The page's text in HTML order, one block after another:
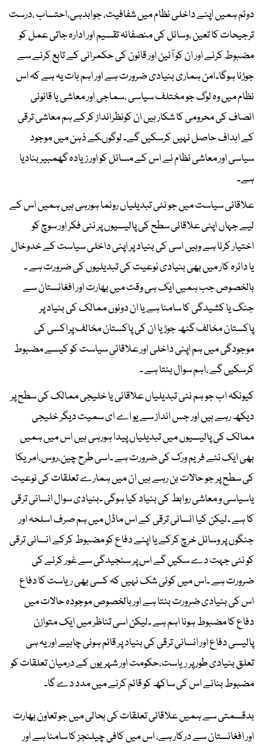
دوئم ہمیں اپنے داخلی نظام میں شفافیت، جوابدہی،احتساب ،درست
ترجیحات کا تعین ،وسائل کی منصفانہ تقسیم اور ادارہ جاتی عمل کو
مضبوط کرنے اور ان کو آئین اور قانون کی حکمرانی کے تابع کرنے سے
جوڑنا ہوگا۔امن ہماری بنیادی ضرورت ہے اور اہم بات یہ ہے کہ اس
نظام میں وہ لوگ جو مختلف سیاسی ،سماجی اور معاشی یا قانونی
انصاف کی محرومی کا شکار ہیں ان کونظرانداز کرکے ہم معاشی ترقی
کے اہداف حاصل نہیں کرسکیں گے۔ لوگوںکے ذہن میں موجود
سیاسی اور معاشی نظام نے اس کے مسائل کو اور زیادہ گھمبیر بنادیا
ہے۔
علاقائی سیاست میں جو نئی تبدیلیاں رونما ہورہی ہیں ہمیں اس کے
لیے جہاں اپنی علاقائی سطح کی پالیسیوں پر نئی فکر اور سوچ کو
اختیار کرنا ہے وہیں اسی کی بنیاد پر اپنی داخلی سیاست کے خدوخال
یا دائرہ کار میں بھی بنیادی نوعیت کی تبدیلیوں کی ضرورت ہے ۔
بالخصوص جب ہمیں ایک ہی وقت میں بھارت اور افغانستان سے
جنگ یا کشیدگی کا سامنا ہے یا ان دونوں ممالک کی بنیاد پر
پاکستان مخالف گٹھ جوڑ یا ان کی پاکستان مخالف پراکسی کی
موجودگی میں ہم اپنی داخلی اور علاقائی سیاست کو کیسے مضبوط
کرسکیں گے ،اہم سوال بنتا ہے ۔
کیونکہ اب جو ہم نئی تبدیلیاں علاقائی یا خلیجی ممالک کی سطح پر
دیکھ رہے ہیں اور جس انداز سے یو اے ای سمیت دیگر خلیجی
ممالک کی پالیسیوں میں تبدیلیاں پیدا ہورہی ہیں اس میں ہمیں
بھی ایک نئے فریم ورک کی ضرورت ہے ۔اسی طرح چین،روس،امریکا
کی سطح پر جو حالات بن رہے ہیں ان میں ہمارے تعلقات کی نوعیت
یاسیاسی و معاشی روابط کی بنیاد کیا ہوگی ۔بنیادی سوال انسانی ترقی
کا ہے ۔لیکن کیا انسانی ترقی کے اس ماڈل میں ہم صرف اسلحہ اور
جنگوں پر وسائل خرچ کرکے یا اپنے دفاع کو مضبوط کرکے انسانی ترقی
کو نئی جہت دے سکیں گے اس پر سنجیدگی سے غور کرنے کی
ضرورت ہے ۔اس میں کوئی شک نہیں کہ کسی بھی ریاست کا دفاع
اس کی بنیادی ضرورت بنتا ہے اور بالخصوص موجودہ حالات میں
دفاع کا مضبوط ہونا اہم ہے ۔لیکن اسی تناظر میں ایک متوازن
پالیسی دفاع اور انسانی ترقی کی بنیاد پر قائم ہونی چاہیے اور یہ ہی
تعلق بنیادی طور پر ریاست،حکومت اور شہریوں کے درمیان تعلقات کو
مضبوط بنانے اس کی ساکھ کو قائم کرنے میں مدد دے گا۔
بدقسمتی سے ہمیں علاقائی تعلقات کی بحالی میں جو تعاون بھارت
اور افغانستان سے درکار ہے، اس میں کافی چیلنجز کا سامنا ہے اور